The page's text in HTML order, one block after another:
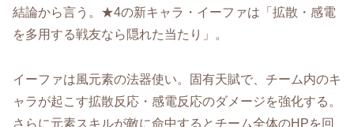
結論から言う。★4の新キャラ・イーファは「拡散・感電
を多用する戦友なら隠れた当たり」。
イーファは風元素の法器使い。固有天賦で、チーム内のキ
ャラが起こす拡散反応・感電反応のダメージを強化する。
さらに元素スキルが敵に命中するとチーム全体のHPを回